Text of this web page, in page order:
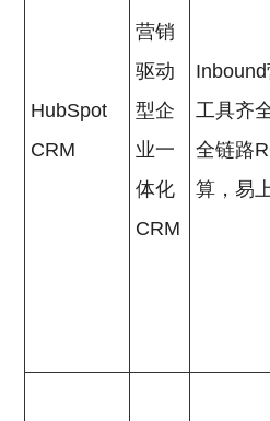
HubSpot
CRM
营销
驱动
型企
业一
体化
CRM
工具齐
全链路
算，易